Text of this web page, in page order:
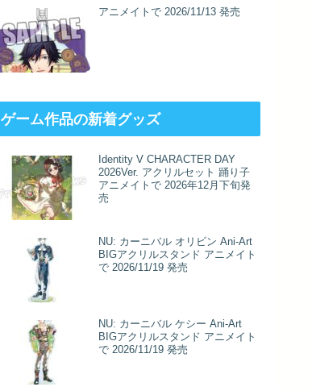
アニメイトで 2026/11/13 発売
ゲーム作品の新着グッズ
Identity V CHARACTER DAY
2026Ver. アクリルセット 踊り子
アニメイトで 2026年12月下旬発
売
NU: カーニバル オリビン Ani-Art
BIGアクリルスタンド アニメイト
で 2026/11/19 発売
NU: カーニバル ケシー Ani-Art
BIGアクリルスタンド アニメイト
で 2026/11/19 発売